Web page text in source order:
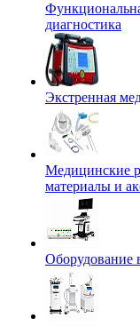
диагностика
Экстренная
Медицинские
материалы и
Оборудование